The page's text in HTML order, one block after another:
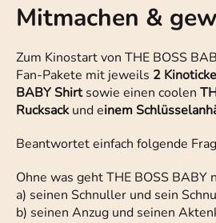
Mitmachen &
Zum Kinostart von THE BOSS
Fan-Pakete mit jeweils 2
BABY Shirtsowie einen coolen
Rucksack und einem
Beantwortet einfach folgende
Ohne was geht THE BOSS BABY
a) seinen Schnuller und sein
b) seinen Anzug und seinen